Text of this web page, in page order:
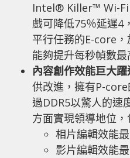
Intel® Killer™ Wi-Fi
戲可降低75％延遲4
平行任務的E-core，
能夠提升每秒幀數
內容創作效能巨大躍
供改進，擁有P-
過DDR5以驚人的速
方面實現領導地位，
相片編輯效能
影片編輯效能